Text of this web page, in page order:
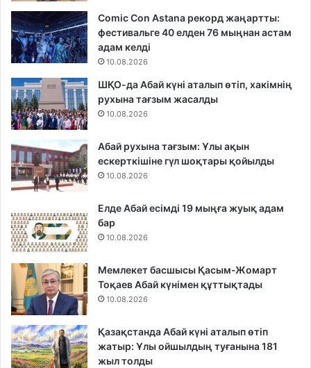
Comic Con Astana рекорд жаңартты:
фестивальге 40 елден 76 мыңнан астам
адам келді
10.08.2026
ШҚО-да Абай күні аталып өтіп, хакімнің
рухына тағзым жасалды
10.08.2026
Абай рухына тағзым: Ұлы ақын
ескерткішіне гүл шоқтары қойылды
10.08.2026
Елде Абай есімді 19 мыңға жуық адам
бар
10.08.2026
Мемлекет басшысы Қасым-Жомарт
Тоқаев Абай күнімен құттықтады
10.08.2026
Қазақстанда Абай күні аталып өтіп
жатыр: Ұлы ойшылдың туғанына 181
жыл толды